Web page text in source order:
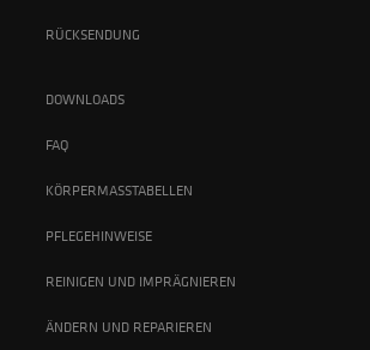
RÜCKSENDUNG
DOWNLOADS
FAQ
KÖRPERMASSTABELLEN
PFLEGEHINWEISE
REINIGEN UND IMPRÄGNIEREN
ÄNDERN UND REPARIEREN